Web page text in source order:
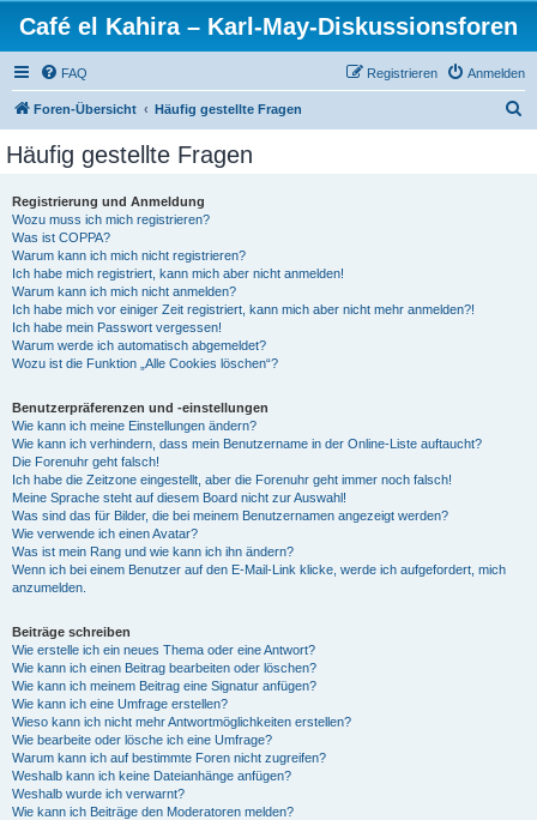
Café el Kahira – Karl-May-Diskussionsforen
FAQ Anmelden
Registrieren
Foren-Übersicht Häufig gestellte Fragen
Häufig gestellte Fragen
Registrierung und Anmeldung
Wozu muss ich mich registrieren?
Was ist COPPA?
Warum kann ich mich nicht registrieren?
Ich habe mich registriert, kann mich aber nicht anmelden!
Warum kann ich mich nicht anmelden?
Ich habe mich vor einiger Zeit registriert, kann mich aber nicht mehr anmelden?!
Ich habe mein Passwort vergessen!
Warum werde ich automatisch abgemeldet?
Wozu ist die Funktion „Alle Cookies löschen“?
Benutzerpräferenzen und -einstellungen
Wie kann ich meine Einstellungen ändern?
Wie kann ich verhindern, dass mein Benutzername in der Online-Liste auftaucht?
Die Forenuhr geht falsch!
Ich habe die Zeitzone eingestellt, aber die Forenuhr geht immer noch falsch!
Meine Sprache steht auf diesem Board nicht zur Auswahl!
Was sind das für Bilder, die bei meinem Benutzernamen angezeigt werden?
Wie verwende ich einen Avatar?
Was ist mein Rang und wie kann ich ihn ändern?
Wenn ich bei einem Benutzer auf den E-Mail-Link klicke, werde ich aufgefordert, mich
anzumelden.
Beiträge schreiben
Wie erstelle ich ein neues Thema oder eine Antwort?
Wie kann ich einen Beitrag bearbeiten oder löschen?
Wie kann ich meinem Beitrag eine Signatur anfügen?
Wie kann ich eine Umfrage erstellen?
Wieso kann ich nicht mehr Antwortmöglichkeiten erstellen?
Wie bearbeite oder lösche ich eine Umfrage?
Warum kann ich auf bestimmte Foren nicht zugreifen?
Weshalb kann ich keine Dateianhänge anfügen?
Weshalb wurde ich verwarnt?
Wie kann ich Beiträge den Moderatoren melden?